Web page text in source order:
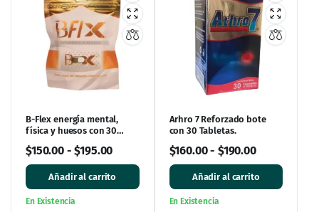
B-Flex energía mental,
física y huesos con 30
$150.00-$195.00
Añadir al carrito
En Existencia
Arhro 7 Reforzado bote
con 30 Tabletas.
$160.00- $190.00
Añadir al carrito
En Existencia